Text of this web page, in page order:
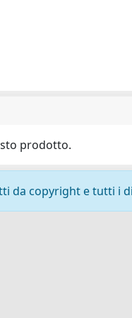
prodotto.
da copyright e tutti i